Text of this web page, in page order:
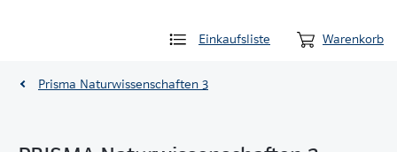
Einkaufsliste Warenkorb
Prisma Naturwissenschaften 3